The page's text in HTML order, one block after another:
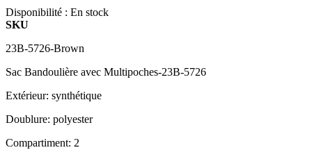
Disponibilité : En stock
SKU
23B-5726-Brown
Sac Bandoulière avec Multipoches-23B-5726
Extérieur: synthétique
Doublure: polyester
Compartiment: 2